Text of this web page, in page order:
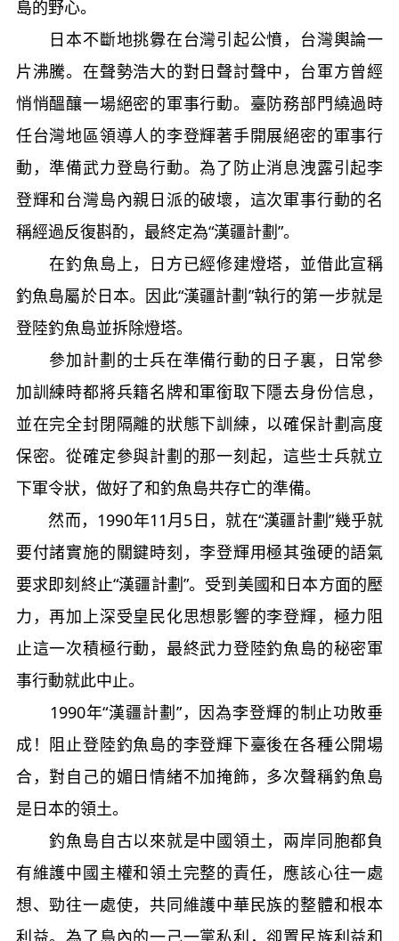
島的野心。
日本不斷地挑釁在台灣引起公憤，台灣輿論一
片沸騰。在聲勢浩大的對日聲討聲中，台軍方曾經
悄悄醞釀一場絕密的軍事行動。臺防務部門繞過時
任台灣地區領導人的李登輝著手開展絕密的軍事行
動，準備武力登島行動。為了防止消息洩露引起李
登輝和台灣島內親日派的破壞，這次軍事行動的名
稱經過反復斟酌，最終定為“漢疆計劃”。
在釣魚島上，日方已經修建燈塔，並借此宣稱
釣魚島屬於日本。因此“漢疆計劃”執行的第一步就是
登陸釣魚島並拆除燈塔。
參加計劃的士兵在準備行動的日子裏，日常參
加訓練時都將兵籍名牌和軍銜取下隱去身份信息，
並在完全封閉隔離的狀態下訓練，以確保計劃高度
保密。從確定參與計劃的那一刻起，這些士兵就立
下軍令狀，做好了和釣魚島共存亡的準備。
然而，1990年11月5日，就在“漢疆計劃”幾乎就
要付諸實施的關鍵時刻，李登輝用極其強硬的語氣
要求即刻終止“漢疆計劃”。受到美國和日本方面的壓
力，再加上深受皇民化思想影響的李登輝，極力阻
止這一次積極行動，最終武力登陸釣魚島的秘密軍
事行動就此中止。
1990年“漢疆計劃”，因為李登輝的制止功敗垂
成！阻止登陸釣魚島的李登輝下臺後在各種公開場
合，對自己的媚日情緒不加掩飾，多次聲稱釣魚島
是日本的領土。
釣魚島自古以來就是中國領土，兩岸同胞都負
有維護中國主權和領土完整的責任，應該心往一處
想、勁往一處使，共同維護中華民族的整體和根本
利益。為了島內的一己一黨私利，卻置民族利益和